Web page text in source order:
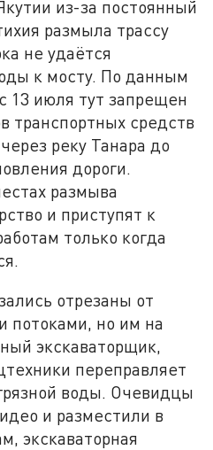
из-за постоянный
размыла трассу
не удаётся
к мосту. По данным
13 июля тут запрещен
транспортных средств
реку Танара до
дороги.
размыва
и приступят к
только когда
отрезаны от
потоками, но им на
экскаваторщик,
переправляет
воды. Очевидцы
и разместили в
экскаваторная